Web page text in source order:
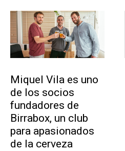
Miquel Vila es uno
de los socios
fundadores de
Birrabox, un club
para apasionados
de la cerveza